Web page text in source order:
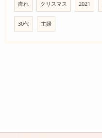
痺れ クリスマス 2021
30代 主婦